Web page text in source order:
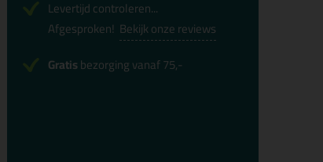
Levertijd controleren...
Afgesproken! Bekijk onze reviews
Gratisbezorging vanaf 75,-